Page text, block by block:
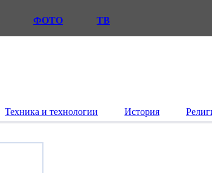
ФОТО ТВ
Техника и технологии История